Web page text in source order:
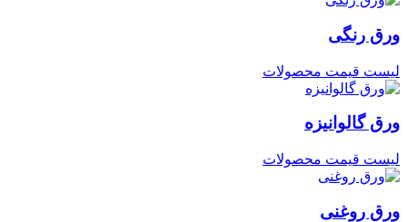
ورق رنگی
لیست قیمت محصولات
ورق گالوانیزه
لیست قیمت محصولات
ورق روغنی